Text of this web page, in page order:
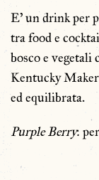
E’ un drink per
tra food e
bosco e vegetali
Kentucky
ed equilibrata.
Purple Berry: